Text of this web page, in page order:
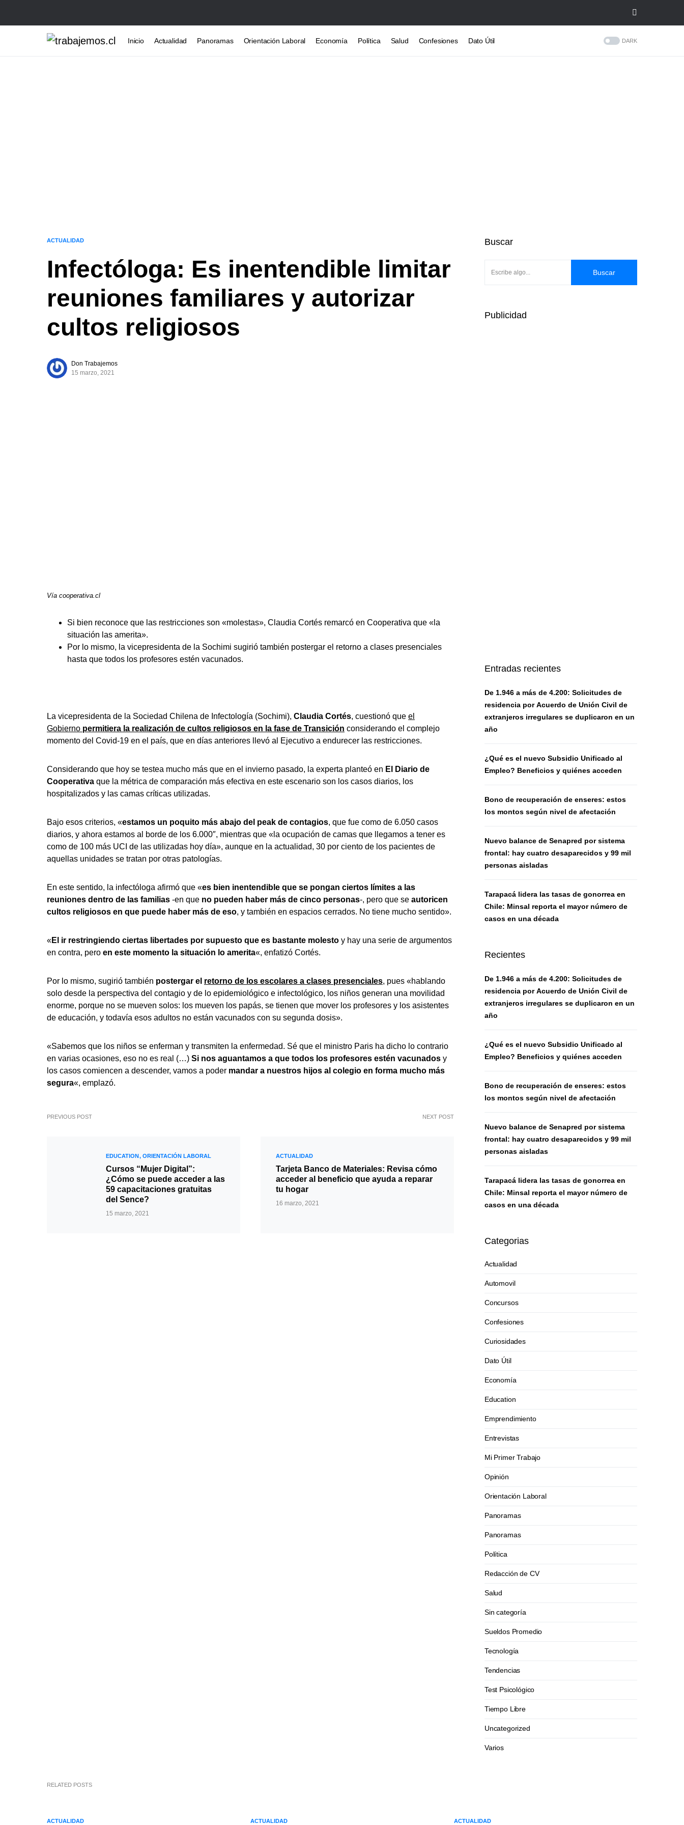
Inicio Actualidad Panoramas Orientación Laboral Economía Política Salud Confesiones Dato Útil DARK
ACTUALIDAD
Infectóloga: Es inentendible limitar
reuniones familiares y autorizar
cultos religiosos
Don Trabajemos
15 marzo, 2021
Vía cooperativa.cl
Si bien reconoce que las restricciones son «molestas», Claudia Cortés remarcó en Cooperativa que «la
situación las amerita».
Por lo mismo, la vicepresidenta de la Sochimi sugirió también postergar el retorno a clases presenciales
hasta que todos los profesores estén vacunados.
La vicepresidenta de la Sociedad Chilena de Infectología (Sochimi), Claudia Cortés, cuestionó que el
Gobierno permitiera la realización de cultos religiosos en la fase de Transición considerando el complejo
momento del Covid-19 en el país, que en días anteriores llevó al Ejecutivo a endurecer las restricciones.
Considerando que hoy se testea mucho más que en el invierno pasado, la experta planteó en El Diario de
Cooperativa que la métrica de comparación más efectiva en este escenario son los casos diarios, los
hospitalizados y las camas críticas utilizadas.
Bajo esos criterios, «estamos un poquito más abajo del peak de contagios, que fue como de 6.050 casos
diarios, y ahora estamos al borde de los 6.000″, mientras que «la ocupación de camas que llegamos a tener es
como de 100 más UCI de las utilizadas hoy día», aunque en la actualidad, 30 por ciento de los pacientes de
aquellas unidades se tratan por otras patologías.
En este sentido, la infectóloga afirmó que «es bien inentendible que se pongan ciertos límites a las
reuniones dentro de las familias -en que no pueden haber más de cinco personas-, pero que se autoricen
cultos religiosos en que puede haber más de eso, y también en espacios cerrados. No tiene mucho sentido».
«El ir restringiendo ciertas libertades por supuesto que es bastante molesto y hay una serie de argumentos
en contra, pero en este momento la situación lo amerita«, enfatizó Cortés.
Por lo mismo, sugirió también postergar el retorno de los escolares a clases presenciales, pues «hablando
solo desde la perspectiva del contagio y de lo epidemiológico e infectológico, los niños generan una movilidad
enorme, porque no se mueven solos: los mueven los papás, se tienen que mover los profesores y los asistentes
de educación, y todavía esos adultos no están vacunados con su segunda dosis».
«Sabemos que los niños se enferman y transmiten la enfermedad. Sé que el ministro Paris ha dicho lo contrario
en varias ocasiones, eso no es real (…) Si nos aguantamos a que todos los profesores estén vacunados y
los casos comiencen a descender, vamos a poder mandar a nuestros hijos al colegio en forma mucho más
segura«, emplazó.
PREVIOUS POST
EDUCATION ORIENTACIÓN LABORAL
Cursos “Mujer Digital”:
¿Cómo se puede acceder a las
59 capacitaciones gratuitas
del Sence?
15 marzo, 2021
NEXT POST
ACTUALIDAD
Tarjeta Banco de Materiales: Revisa cómo
acceder al beneficio que ayuda a reparar
tu hogar
16 marzo, 2021
Buscar
Buscar
Publicidad
Entradas recientes
De 1.946 a más de 4.200: Solicitudes de
residencia por Acuerdo de Unión Civil de
extranjeros irregulares se duplicaron en un
año
¿Qué es el nuevo Subsidio Unificado al
Empleo? Beneficios y quiénes acceden
Bono de recuperación de enseres: estos
los montos según nivel de afectación
Nuevo balance de Senapred por sistema
frontal: hay cuatro desaparecidos y 99 mil
personas aisladas
Tarapacá lidera las tasas de gonorrea en
Chile: Minsal reporta el mayor número de
casos en una década
Recientes
De 1.946 a más de 4.200: Solicitudes de
residencia por Acuerdo de Unión Civil de
extranjeros irregulares se duplicaron en un
año
¿Qué es el nuevo Subsidio Unificado al
Empleo? Beneficios y quiénes acceden
Bono de recuperación de enseres: estos
los montos según nivel de afectación
Nuevo balance de Senapred por sistema
frontal: hay cuatro desaparecidos y 99 mil
personas aisladas
Tarapacá lidera las tasas de gonorrea en
Chile: Minsal reporta el mayor número de
casos en una década
Categorias
Actualidad
Automovil
Concursos
Confesiones
Curiosidades
Dato Útil
Economía
Education
Emprendimiento
Entrevistas
Mi Primer Trabajo
Opinión
Orientación Laboral
Panoramas
Panoramas
Política
Redacción de CV
Salud
Sin categoría
Sueldos Promedio
Tecnología
Tendencias
Test Psicológico
Tiempo Libre
Uncategorized
Varios
RELATED POSTS
ACTUALIDAD ACTUALIDAD ACTUALIDAD